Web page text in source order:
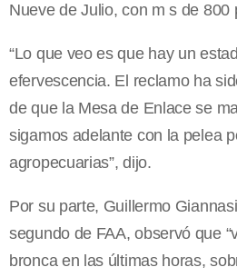
Nueve de Julio, con m s de 800
“Lo que veo es que hay un
efervescencia. El reclamo ha
de que la Mesa de Enlace se
sigamos adelante con la pelea
agropecuarias”, dijo.
Por su parte, Guillermo
segundo de FAA, observó que
bronca en las últimas horas,